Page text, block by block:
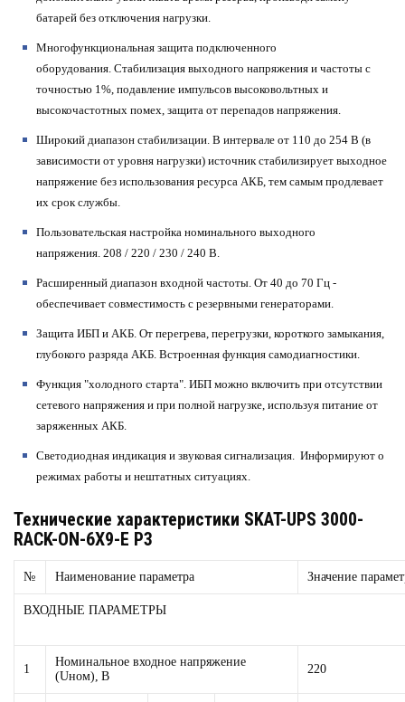
батарей без отключения нагрузки.
Многофункциональная защита подключенного
оборудования. Стабилизация выходного напряжения и частоты с
точностью 1%, подавление импульсов высоковольтных и
высокочастотных помех, защита от перепадов напряжения.
Широкий диапазон стабилизации. В интервале от 110 до 254 В (в
зависимости от уровня нагрузки) источник стабилизирует выходное
напряжение без использования ресурса АКБ, тем самым продлевает
их срок службы.
Пользовательская настройка номинального выходного
напряжения. 208 / 220 / 230 / 240 В.
Расширенный диапазон входной частоты. От 40 до 70 Гц -
обеспечивает совместимость с резервными генераторами.
Защита ИБП и АКБ. От перегрева, перегрузки, короткого замыкания,
глубокого разряда АКБ. Встроенная функция самодиагностики.
Функция "холодного старта". ИБП можно включить при отсутствии
сетевого напряжения и при полной нагрузке, используя питание от
заряженных АКБ.
Светодиодная индикация и звуковая сигнализация. Информируют о
режимах работы и нештатных ситуациях.
Технические характеристики SKAT-UPS 3000-
RACK-ON-6X9-E P3
№ Наименование параметра Значение
ВХОДНЫЕ ПАРАМЕТРЫ
1
Номинальное входное напряжение
(Uном), В
220